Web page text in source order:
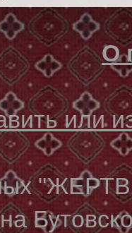
О
или